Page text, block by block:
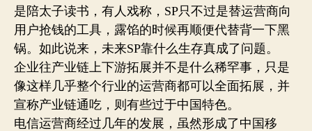
是陪太子读书，有人戏称，SP只不过是替运营商向
用户抢钱的工具，露馅的时候再顺便代替背一下黑
锅。如此说来，未来SP靠什么生存真成了问题。
企业往产业链上下游拓展并不是什么稀罕事，只是
像这样几乎整个行业的运营商都可以全面拓展，并
宣称产业链通吃，则有些过于中国特色。
电信运营商经过几年的发展，虽然形成了中国移